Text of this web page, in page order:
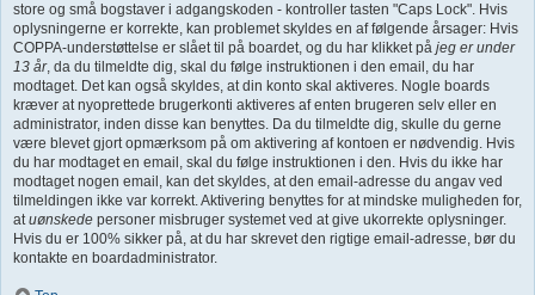
store og små bogstaver i adgangskoden - kontroller tasten "Caps Lock". Hvis
oplysningerne er korrekte, kan problemet skyldes en af følgende årsager: Hvis
COPPA-understøttelse er slået til på boardet, og du har klikket på jeg er under
13 år, da du tilmeldte dig, skal du følge instruktionen i den email, du har
modtaget. Det kan også skyldes, at din konto skal aktiveres. Nogle boards
kræver at nyoprettede brugerkonti aktiveres af enten brugeren selv eller en
administrator, inden disse kan benyttes. Da du tilmeldte dig, skulle du gerne
være blevet gjort opmærksom på om aktivering af kontoen er nødvendig. Hvis
du har modtaget en email, skal du følge instruktionen i den. Hvis du ikke har
modtaget nogen email, kan det skyldes, at den email-adresse du angav ved
tilmeldingen ikke var korrekt. Aktivering benyttes for at mindske muligheden for,
atuønskede personer misbruger systemet ved at give ukorrekte oplysninger.
Hvis du er 100% sikker på, at du har skrevet den rigtige email-adresse, bør du
kontakte en boardadministrator.